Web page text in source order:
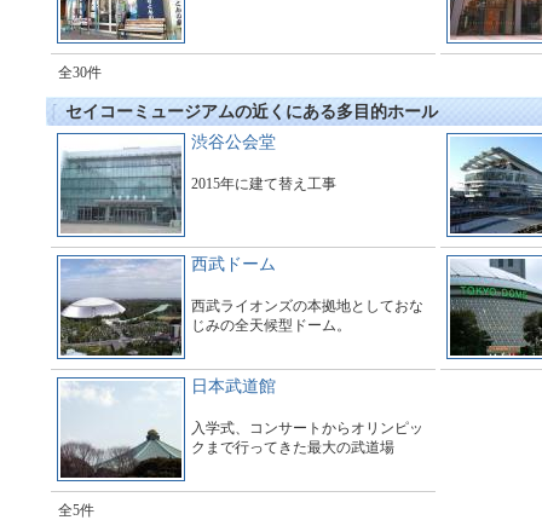
全30件
セイコーミュージアムの近くにある多目的ホール
渋谷公会堂
2015年に建て替え工事
西武ドーム
西武ライオンズの本拠地としておな
じみの全天候型ドーム。
日本武道館
入学式、コンサートからオリンピッ
クまで行ってきた最大の武道場
全5件